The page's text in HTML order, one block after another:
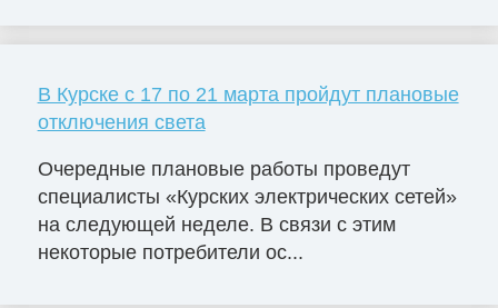
В Курске с 17 по 21 марта пройдут плановые
отключения света
Очередные плановые работы проведут
специалисты «Курских электрических сетей»
на следующей неделе. В связи с этим
некоторые потребители ос...